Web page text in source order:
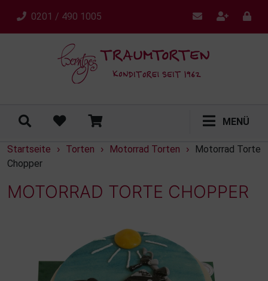
0201 / 490 1005
MENÜ
Startseite › Torten › Motorrad Torten ›
Motorrad Torte
Chopper
MOTORRAD TORTE CHOPPER